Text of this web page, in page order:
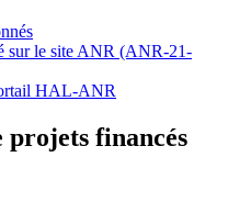
sur le site ANR (ANR-21-
HAL-ANR
projets financés